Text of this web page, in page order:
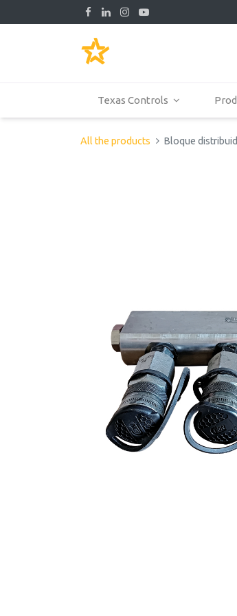
Texas Controls
All the products Bloque